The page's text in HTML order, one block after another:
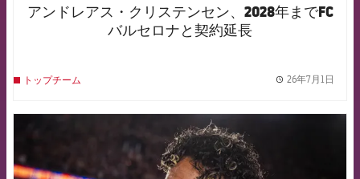
アンドレアス・クリステンセン、2028年までFC
バルセロナと契約延長
トップチーム 26年7月1日
FCB Barcelona badge